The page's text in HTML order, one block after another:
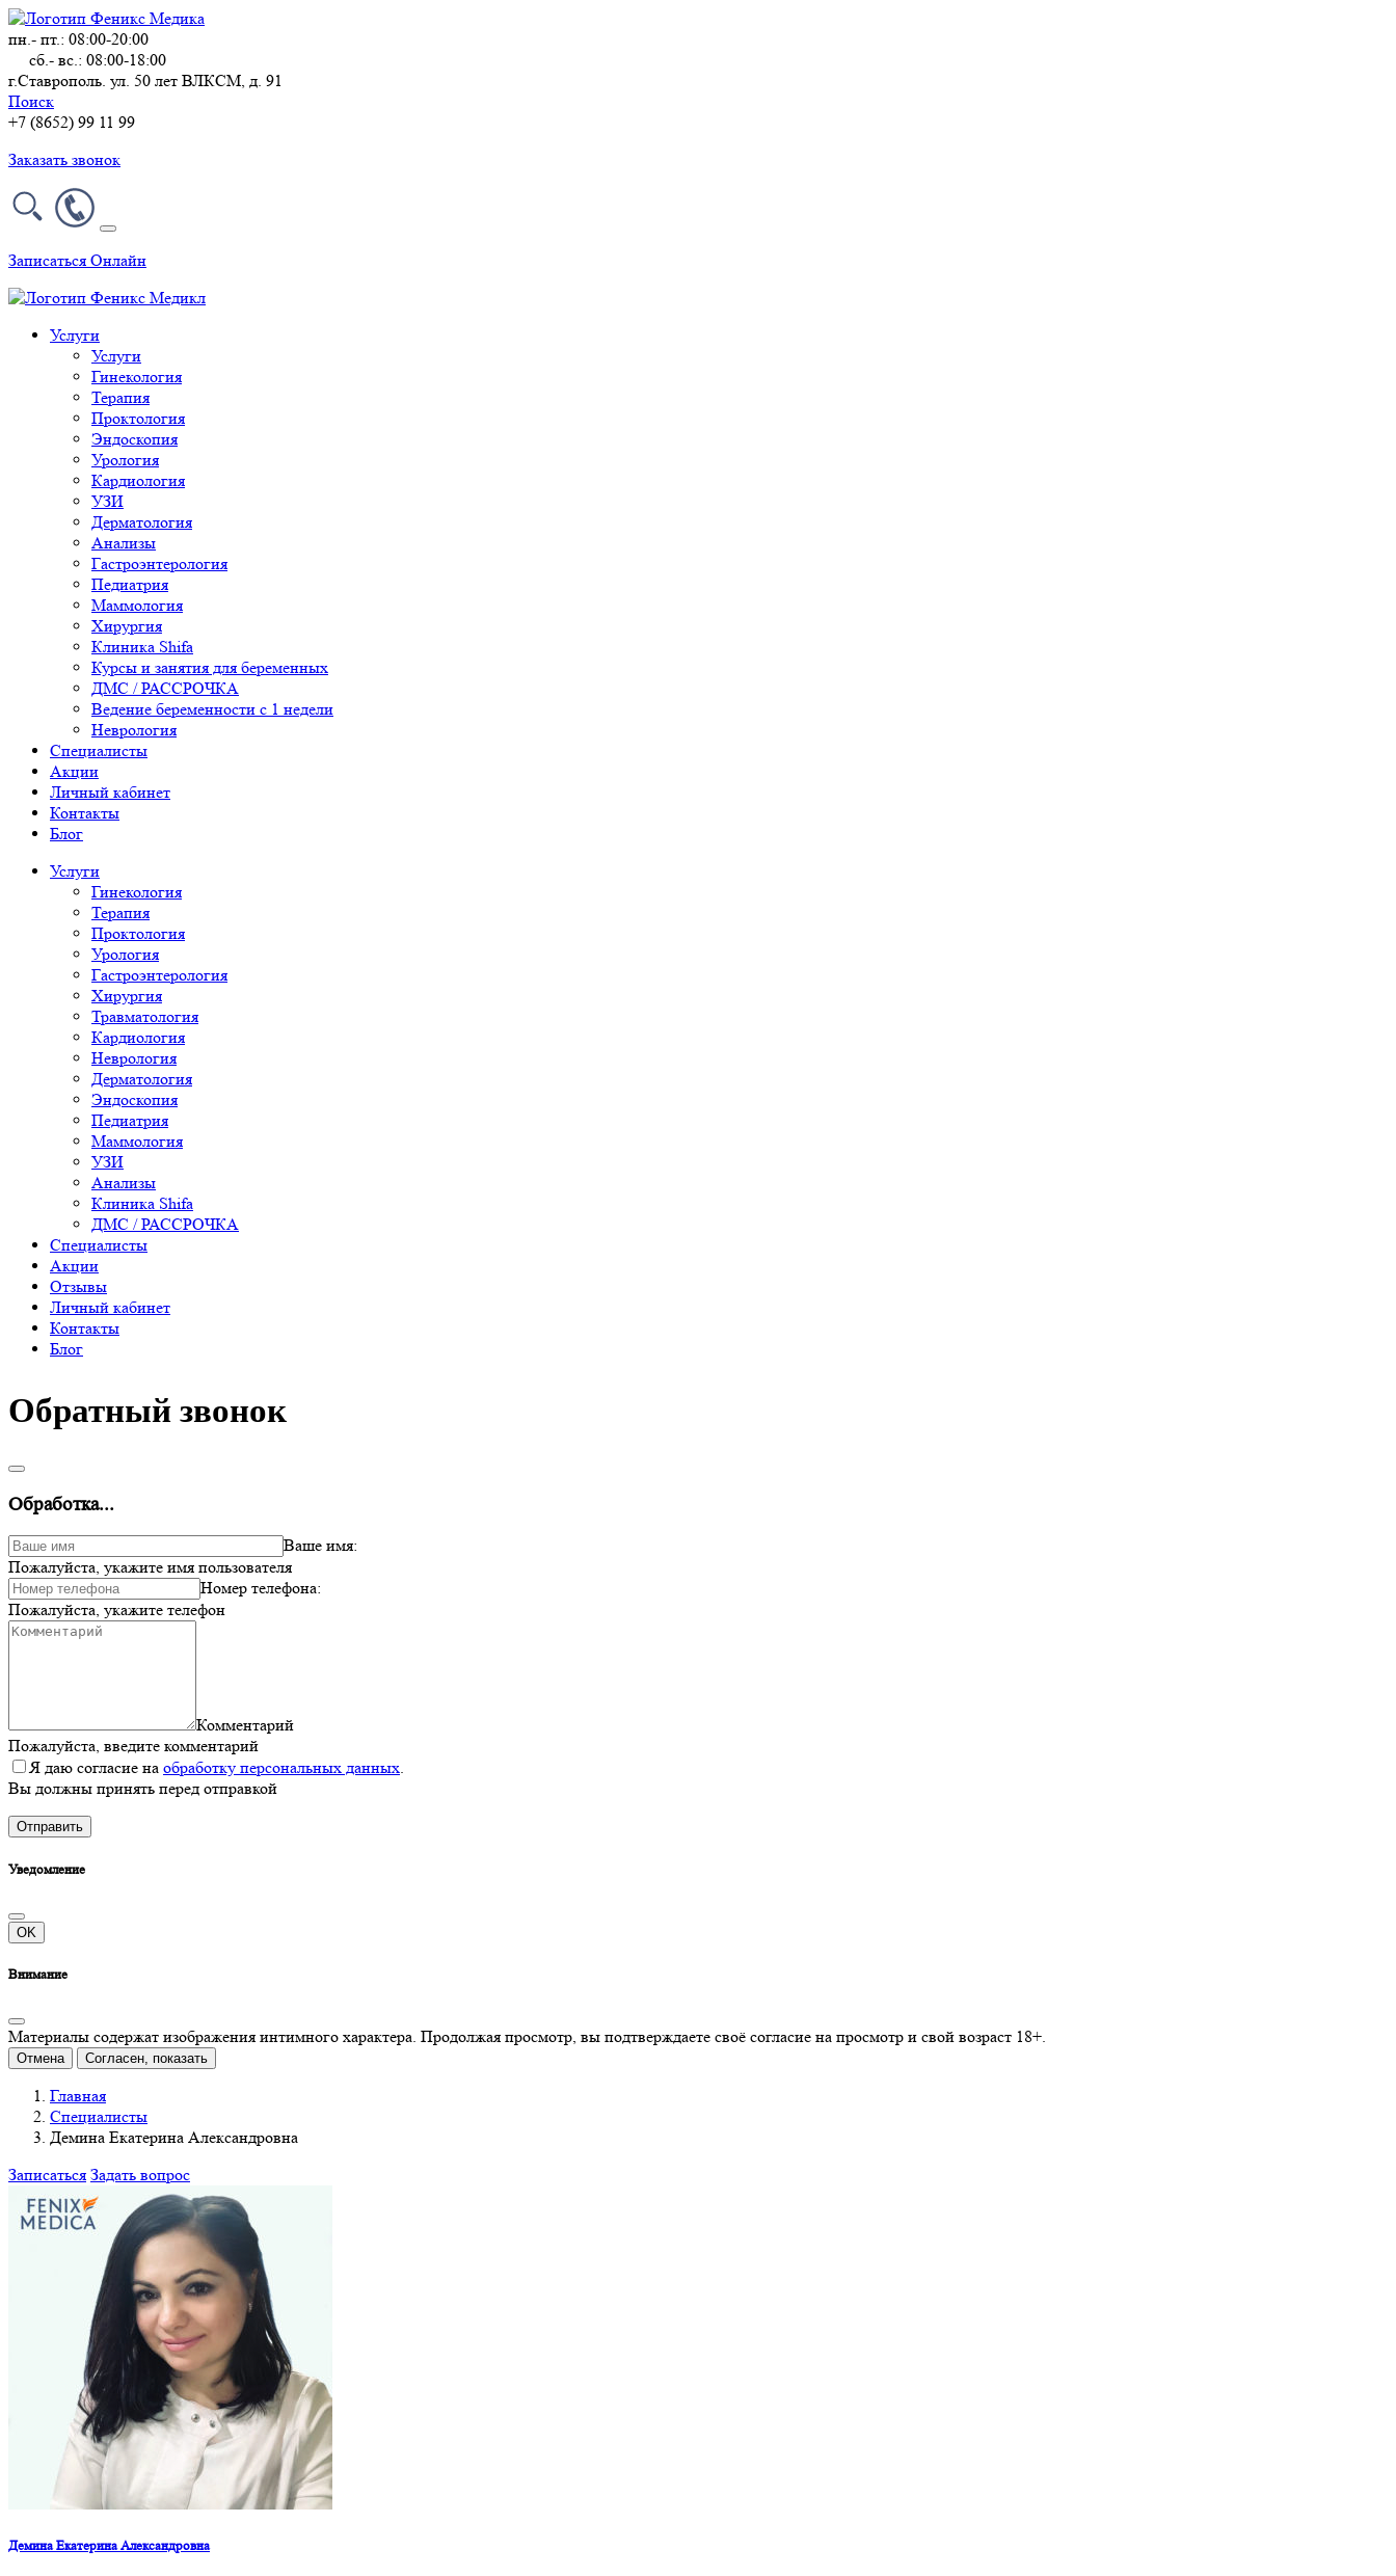
пн.- пт.: 08:00-20:00
сб.- вс.: 08:00-18:00
г.Ставрополь. ул. 50 лет ВЛКСМ, д. 91
Поиск
+7 (8652) 99 11 99
Заказать звонок
Записаться Онлайн
Услуги
Услуги
Гинекология
Терапия
Проктология
Эндоскопия
Урология
Кардиология
УЗИ
Дерматология
Анализы
Гастроэнтерология
Педиатрия
Маммология
Хирургия
Клиника Shifa
Курсы и занятия для беременных
ДМС / РАССРОЧКА
Ведение беременности с 1 недели
Неврология
Специалисты
Акции
Личный кабинет
Контакты
Блог
Услуги
Гинекология
Терапия
Проктология
Урология
Гастроэнтерология
Хирургия
Травматология
Кардиология
Неврология
Дерматология
Эндоскопия
Педиатрия
Маммология
УЗИ
Анализы
Клиника Shifa
ДМС / РАССРОЧКА
Специалисты
Акции
Отзывы
Личный кабинет
Контакты
Блог
Обратный звонок
Обработка...
Ваше имя:
Пожалуйста, укажите имя пользователя
Номер телефона:
Пожалуйста, укажите телефон
Комментарий
Пожалуйста, введите комментарий
Я даю согласие на обработку персональных данных.
Вы должны принять перед отправкой
Отправить
Уведомление
OK
Внимание
Материалы содержат изображения интимного характера. Продолжая просмотр, вы подтверждаете своё согласие на просмотр и свой возраст 18+.
Отмена Согласен, показать
Главная
Специалисты
Демина Екатерина Александровна
Записаться Задать вопрос
Демина Екатерина Александровна